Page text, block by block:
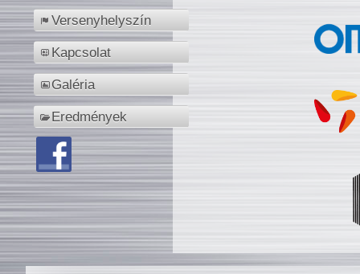
Versenyhelyszín
Kapcsolat
Galéria
Eredmények